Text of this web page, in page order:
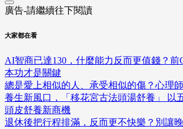
廣告-請繼續往下閱讀
大家都在看
AI智商已達130，什麼能力反而更值錢？前
本功才是關鍵
總是愛上相似的人、承受相似的傷？心理
養生新風口，「移花宮古法頭湯舒養」 以
頭皮舒養新商機
退休後把行程排滿，反而更不快樂？別讓